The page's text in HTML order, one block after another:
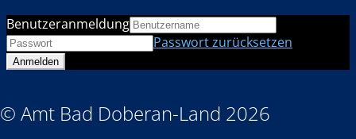
© Amt Bad Doberan-Land 2026
Benutzeranmeldung
Passwort zurücksetzen